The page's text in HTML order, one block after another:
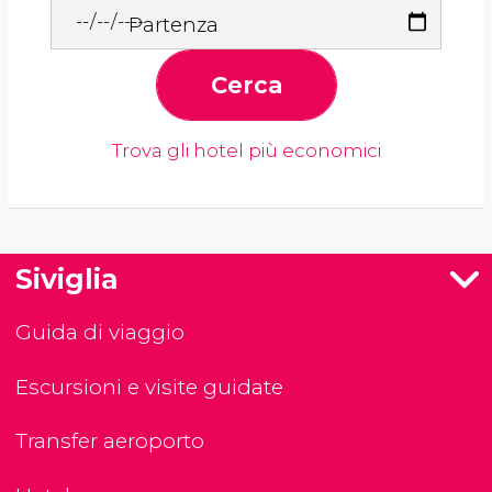
Partenza
Cerca
Trova gli hotel più economici
Siviglia
Guida di viaggio
Escursioni e visite guidate
Transfer aeroporto